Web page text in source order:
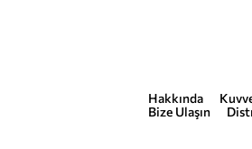
Hakkında
Bize Ulaşın